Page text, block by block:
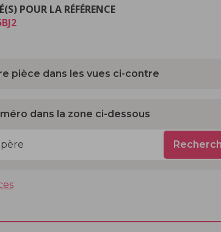
POUR LA RÉFÉRENCE
pièce dans les vues ci-contre
dans la zone ci-dessous